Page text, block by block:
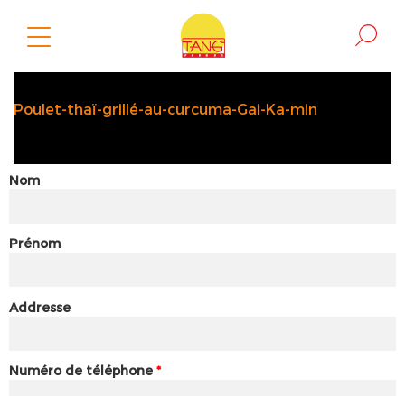
Poulet-thaï-grillé-au-curcuma-Gai-Ka-min
Nom
Prénom
Addresse
Numéro de téléphone *